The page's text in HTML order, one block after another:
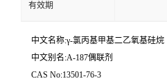
有效期
中文名称:γ-氯丙基甲基二乙氧基硅烷
中文别名:A-187偶联剂
CAS No:13501-76-3